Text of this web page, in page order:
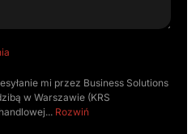
mi przez Business Solutions
w Warszawie (KRS
Rozwiń